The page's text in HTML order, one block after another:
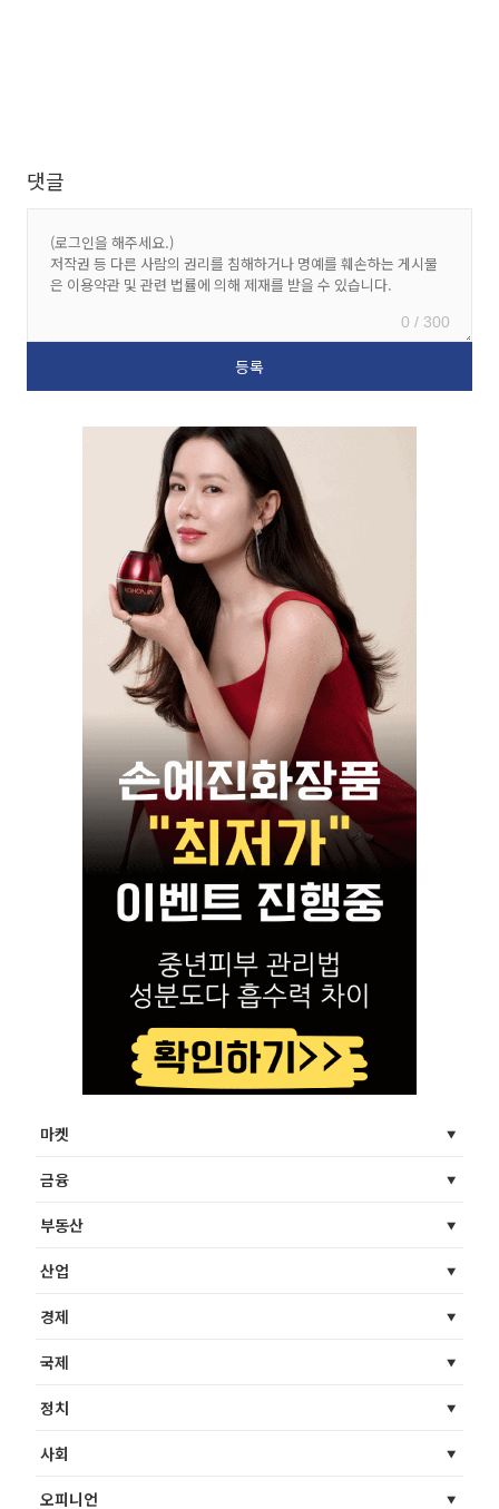
댓글
0 / 300
마켓
금융
부동산
산업
경제
국제
정치
사회
오피니언